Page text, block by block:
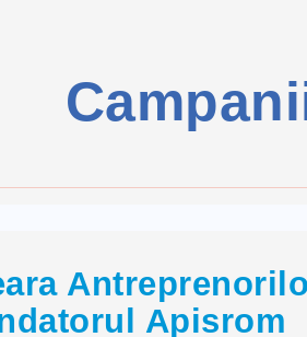
Apisrom